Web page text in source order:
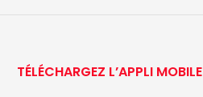
TÉLÉCHARGEZ L’APPLI MOBILE